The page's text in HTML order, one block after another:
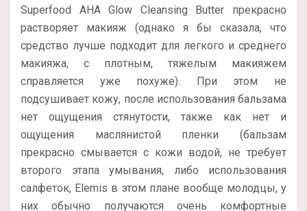
Superfood AHA Glow Cleansing Butter прекрасно
растворяет макияж (однако я бы сказала, что
средство лучше подходит для легкого и среднего
макияжа, с плотным, тяжелым макияжем
справляется уже похуже). При этом не
подсушивает кожу, после использования бальзама
нет ощущения стянутости, также как нет и
ощущения маслянистой пленки (бальзам
прекрасно смывается с кожи водой, не требует
второго этапа умывания, либо использования
салфеток, Elemis в этом плане вообще молодцы, у
них обычно получаются очень комфортные